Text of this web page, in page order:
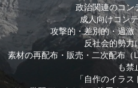
政治関連のコン
成人向けコン
攻撃的・差別的・過激
反社会的勢力
素材の再配布・販売・二次配布
も禁
「自作のイラ